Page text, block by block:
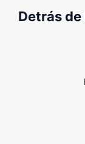
Detrás